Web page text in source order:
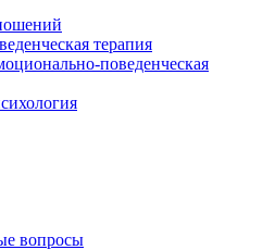
терапия
поведенческая
вопросы